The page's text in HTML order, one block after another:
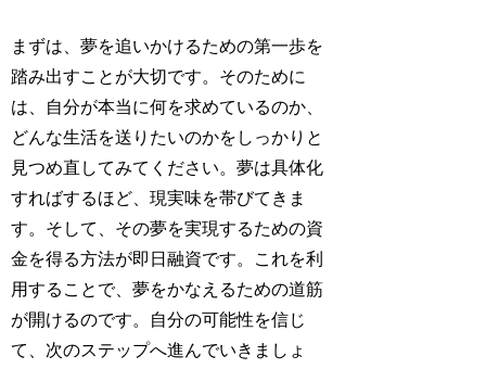
まずは、夢を追いかけるための第一歩を
踏み出すことが大切です。そのために
は、自分が本当に何を求めているのか、
どんな生活を送りたいのかをしっかりと
見つめ直してみてください。夢は具体化
すればするほど、現実味を帯びてきま
す。そして、その夢を実現するための資
金を得る方法が即日融資です。これを利
用することで、夢をかなえるための道筋
が開けるのです。自分の可能性を信じ
て、次のステップへ進んでいきましょ